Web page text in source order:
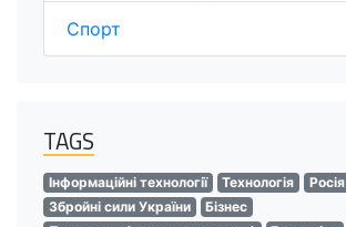
Спорт
TAGS
Інформаційні технології Технологія Росія
Збройні сили України
Бізнес